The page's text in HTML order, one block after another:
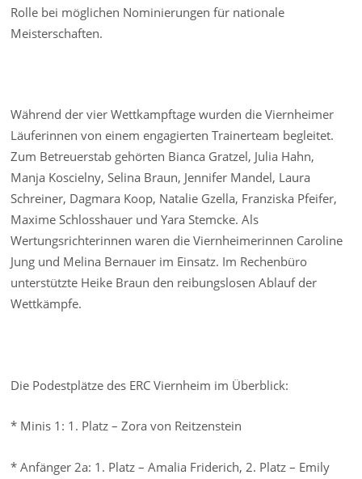
Rolle bei möglichen Nominierungen für nationale
Meisterschaften.
Während der vier Wettkampftage wurden die Viernheimer
Läuferinnen von einem engagierten Trainerteam begleitet.
Zum Betreuerstab gehörten Bianca Gratzel, Julia Hahn,
Manja Koscielny, Selina Braun, Jennifer Mandel, Laura
Schreiner, Dagmara Koop, Natalie Gzella, Franziska Pfeifer,
Maxime Schlosshauer und Yara Stemcke. Als
Wertungsrichterinnen waren die Viernheimerinnen Caroline
Jung und Melina Bernauer im Einsatz. Im Rechenbüro
unterstützte Heike Braun den reibungslosen Ablauf der
Wettkämpfe.
Die Podestplätze des ERC Viernheim im Überblick:
* Minis 1: 1. Platz – Zora von Reitzenstein
* Anfänger 2a: 1. Platz – Amalia Friderich, 2. Platz – Emily